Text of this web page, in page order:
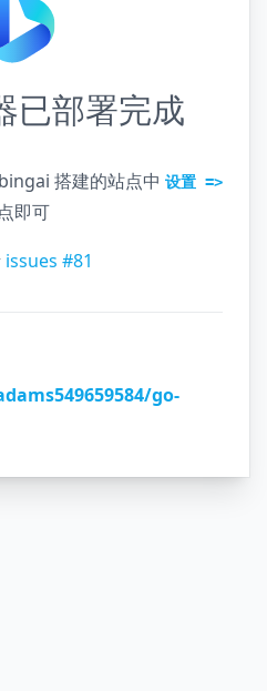
已部署完成
搭建的站点中 设置 =>
即可
issues #81
go-